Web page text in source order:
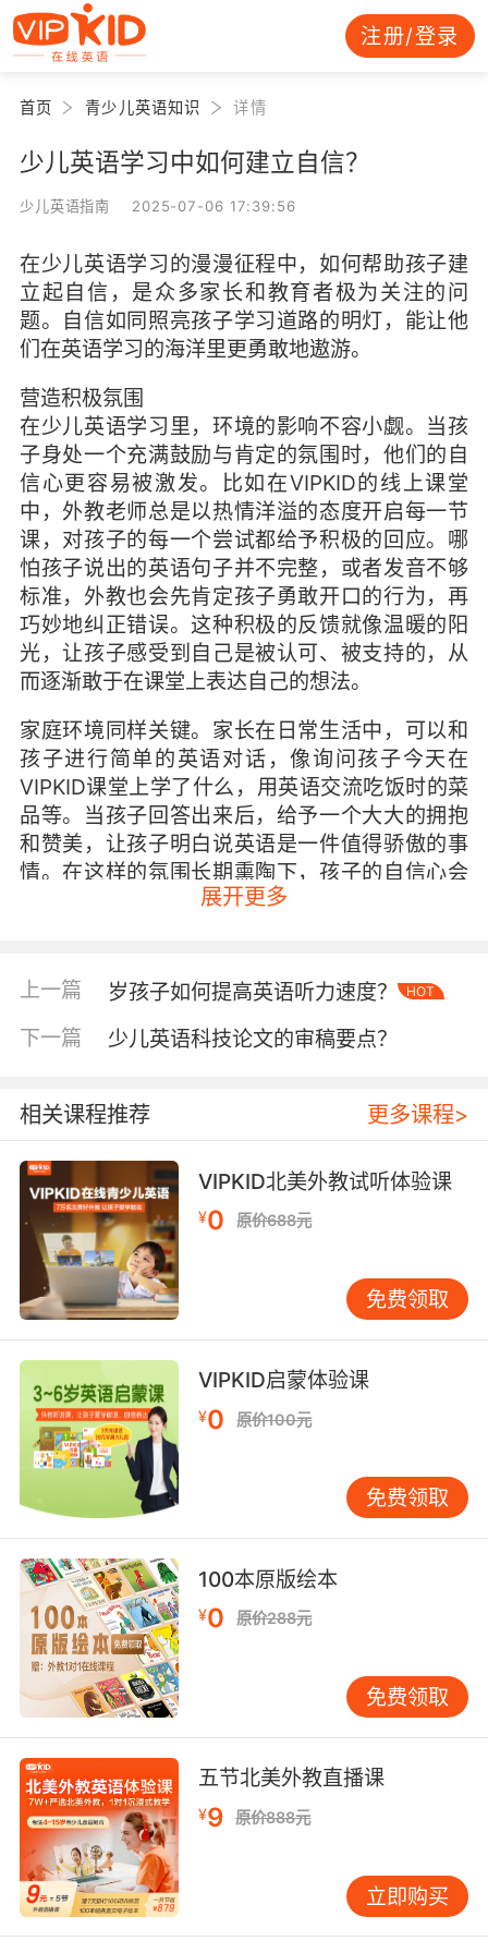
注册/登录
首页 青少儿英语知识 详情
少儿英语学习中如何建立自信？
少儿英语指南 2025-07-06 17:39:56
在少儿英语学习的漫漫征程中，如何帮助孩子建
立起自信，是众多家长和教育者极为关注的问
题。自信如同照亮孩子学习道路的明灯，能让他
们在英语学习的海洋里更勇敢地遨游。
营造积极氛围
在少儿英语学习里，环境的影响不容小觑。当孩
子身处一个充满鼓励与肯定的氛围时，他们的自
信心更容易被激发。比如在VIPKID的线上课堂
中，外教老师总是以热情洋溢的态度开启每一节
课，对孩子的每一个尝试都给予积极的回应。哪
怕孩子说出的英语句子并不完整，或者发音不够
标准，外教也会先肯定孩子勇敢开口的行为，再
巧妙地纠正错误。这种积极的反馈就像温暖的阳
光，让孩子感受到自己是被认可、被支持的，从
而逐渐敢于在课堂上表达自己的想法。
家庭环境同样关键。家长在日常生活中，可以和
孩子进行简单的英语对话，像询问孩子今天在
VIPKID课堂上学了什么，用英语交流吃饭时的菜
品等。当孩子回答出来后，给予一个大大的拥抱
和赞美，让孩子明白说英语是一件值得骄傲的事
情。在这样的氛围长期熏陶下，孩子的自信心会
如幼苗般茁壮成长。
目标如同灯塔，为孩子指引前进的方向，而合理
的目标更是建立自信的基石。对于少儿英语学习
来说，要根据孩子的年龄和实际水平来设定目
you”等。当孩子顺利掌握这些内容后，他们会获
得成就感，这份成就感就会转化为自信心。
随着学习的深入，目标可以逐步提升。比如在
VIPKID学习了一段时间课后，孩子可以设定背诵
一首简单英文儿歌或者进行一段简短自我介绍的
目标。当孩子通过努力实现这些目标时，他们就
会意识到自己的能力在不断提升，从而更加自信
地面对后续的学习。而且，合理的目标让孩子能
感受到成功的喜悦，让他们明白只要努力就能取
得进步，进而激发他们在英语学习上的内在动
力。
丰富学习形式
单一的学习形式容易让孩子感到枯燥，进而对英
样化的学习形式则能让孩子在轻松愉快的氛围中
学习英语，增强自信。VIPKID在这方面就有着丰
富的资源，除了常规的一对一外教课，还有趣味
动画、互动游戏等学习资源。
通过观看英文动画，孩子可以在生动的剧情和精
美的画面中感受英语的魅力，不知不觉地学习到
固所学知识，比如一些英语单词拼写游戏，孩子
在游戏中获胜后，会对自己的英语能力充满信
心。此外，还可以组织线下的英语角活动，让孩
子和其他小伙伴一起用英语交流玩耍，在真实的
社交场景中运用英语，这种体验会让孩子觉得自
己的英语真的很有用，从而提升自信。
展开更多
上一篇 岁孩子如何提高英语听力速度？ HOT
下一篇 少儿英语科技论文的审稿要点？
相关课程推荐 更多课程>
VIPKID北美外教试听体验课
¥0 原价688元
免费领取
VIPKID启蒙体验课
¥0 原价100元
免费领取
100本原版绘本
¥0 原价288元
免费领取
五节北美外教直播课
¥9 原价888元
立即购买